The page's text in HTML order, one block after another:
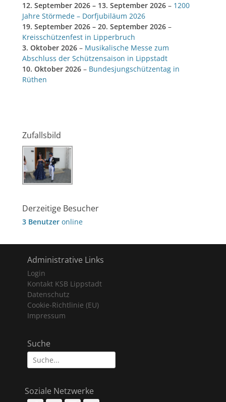
12. September 2026 – 13. September 2026 – 1200
Jahre Störmede – Dorfjubiläum 2026
19. September 2026 – 20. September 2026 –
Kreisschützenfest in Lipperbruch
3. Oktober 2026 – Musikalische Messe zum
Abschluss der Schützensaison in Lippstadt
10. Oktober 2026 – Bundesjungschützentag in
Rüthen
Zufallsbild
Derzeitige Besucher
3 Benutzer online
Administrative Links
Login
Kontakt KSB Lippstadt
Datenschutz
Cookie-Richtlinie (EU)
Impressum
Suche
Suche
nach:
Soziale Netzwerke